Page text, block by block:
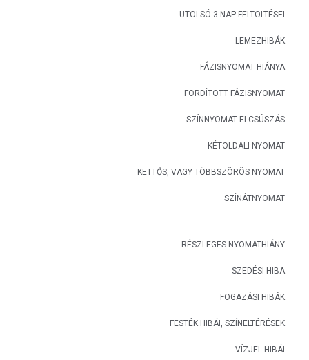
UTOLSÓ 3 NAP FELTÖLTÉSEI
LEMEZHIBÁK
FÁZISNYOMAT HIÁNYA
FORDÍTOTT FÁZISNYOMAT
SZÍNNYOMAT ELCSÚSZÁS
KÉTOLDALI NYOMAT
KETTŐS, VAGY TÖBBSZÖRÖS NYOMAT
SZÍNÁTNYOMAT
RÉSZLEGES NYOMATHIÁNY
SZEDÉSI HIBA
FOGAZÁSI HIBÁK
FESTÉK HIBÁI, SZÍNELTÉRÉSEK
VÍZJEL HIBÁI